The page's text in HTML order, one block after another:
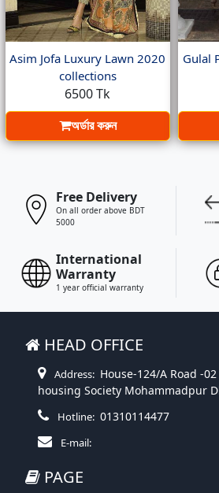
Asim Jofa Luxury Lawn 2020
collections
6500 Tk
অর্ডার করুন
Gulal
Free Delivery
On all order above BDT
5000
International
Warranty
1 year official warranty
HEAD OFFICE
Address: House-124/A Road -
housing Society Mohammadpur
Hotline: 01310114477
E-mail:
PAGE